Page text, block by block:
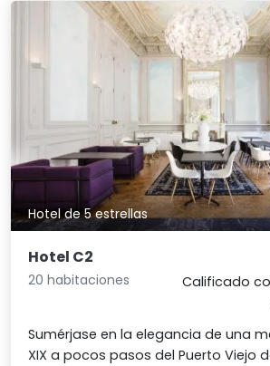
Hotel de 5 estrellas
Hotel C2
20 habitaciones
Calificado
Sumérjase en la elegancia de una
XIX a pocos pasos del Puerto Viejo